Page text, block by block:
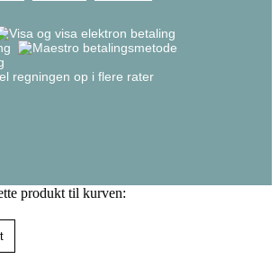
produkt til kurven: